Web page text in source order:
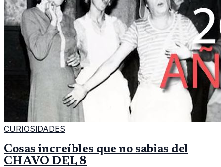
CURIOSIDADES
Cosas increíbles que no sabias del
CHAVO DEL 8